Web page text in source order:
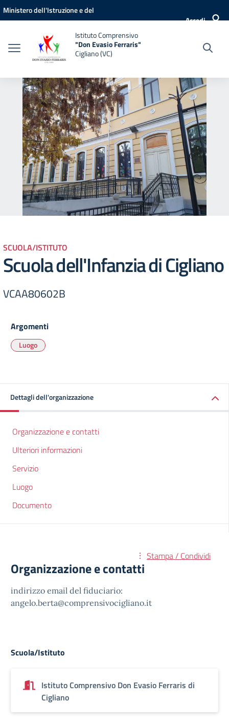
Vai ai contenuti
Vai al menu di navigazione
Vai al footer
Ministero dell'Istruzione e del
Accedi
Istituto Comprensivo
"Don Evasio Ferraris"
Cigliano (VC)
SCUOLA/ISTITUTO
Scuola dell'Infanzia di Cigliano
VCAA80602B
Argomenti
Luogo
Dettagli dell'organizzazione
Organizzazione e contatti
Ulteriori informazioni
Servizio
Luogo
Documento
Stampa / Condividi
Organizzazione e contatti
indirizzo email del fiduciario:
angelo.berta@comprensivocigliano.it
Scuola/Istituto
Istituto Comprensivo Don Evasio Ferraris di
Cigliano